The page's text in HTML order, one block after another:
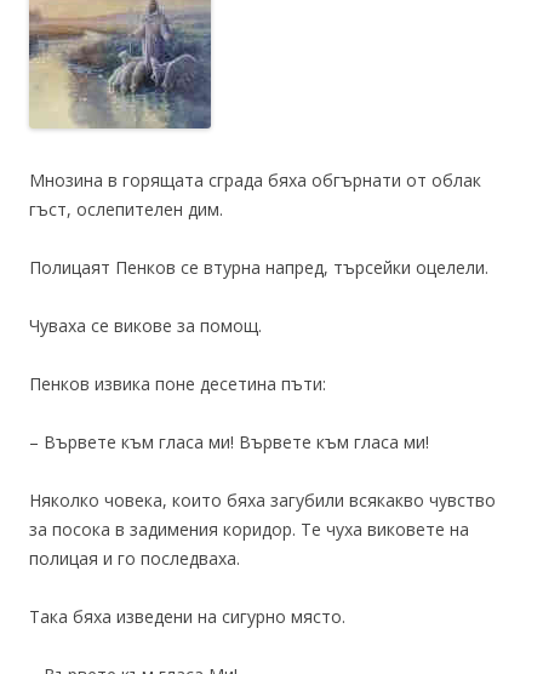
Мнозина в горящата сграда бяха обгърнати от облак
гъст, ослепителен дим.
Полицаят Пенков се втурна напред, търсейки оцелели.
Чуваха се викове за помощ.
Пенков извика поне десетина пъти:
– Вървете към гласа ми! Вървете към гласа ми!
Няколко човека, които бяха загубили всякакво чувство
за посока в задимения коридор. Те чуха виковете на
полицая и го последваха.
Така бяха изведени на сигурно място.